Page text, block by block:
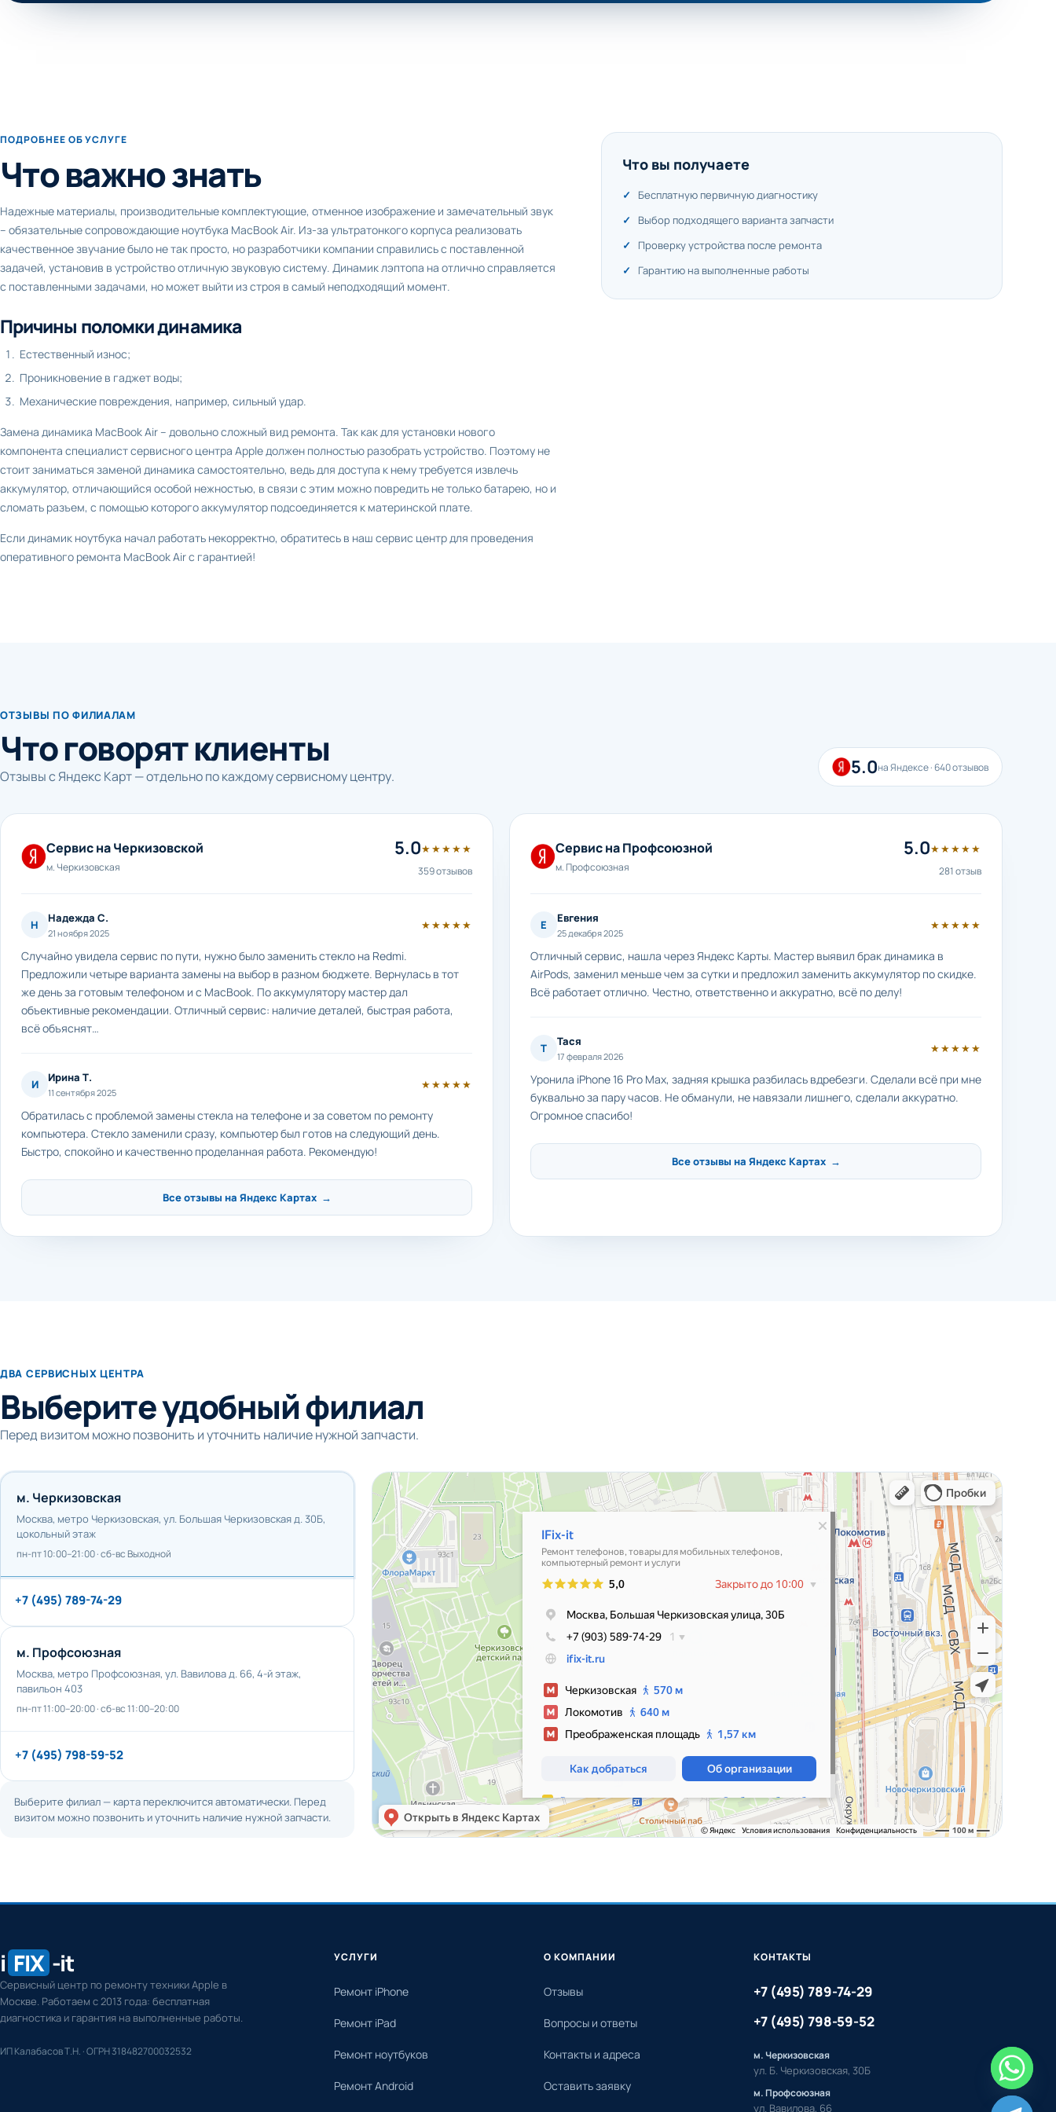
ПОДРОБНЕЕ ОБ УСЛУГЕ
Что важно знать
Надежные материалы, производительные комплектующие, отменное изображение и замечательный звук
– обязательные сопровождающие ноутбука MacBook Air. Из-за ультратонкого корпуса реализовать
качественное звучание было не так просто, но разработчики компании справились с поставленной
задачей, установив в устройство отличную звуковую систему. Динамик лэптопа на отлично справляется
с поставленными задачами, но может выйти из строя в самый неподходящий момент.
Причины поломки динамика
Естественный износ;
Проникновение в гаджет воды;
Механические повреждения, например, сильный удар.
Замена динамика MacBook Air – довольно сложный вид ремонта. Так как для установки нового
компонента специалист сервисного центра Apple должен полностью разобрать устройство. Поэтому не
стоит заниматься заменой динамика самостоятельно, ведь для доступа к нему требуется извлечь
аккумулятор, отличающийся особой нежностью, в связи с этим можно повредить не только батарею, но и
сломать разъем, с помощью которого аккумулятор подсоединяется к материнской плате.
Если динамик ноутбука начал работать некорректно, обратитесь в наш сервис центр для проведения
оперативного ремонта MacBook Air с гарантией!
Что вы получаете
Бесплатную первичную диагностику
Выбор подходящего варианта запчасти
Проверку устройства после ремонта
Гарантию на выполненные работы
ОТЗЫВЫ ПО ФИЛИАЛАМ
Что говорят клиенты
Отзывы с Яндекс Карт — отдельно по каждому сервисному центру. 5.0на Яндексе · 640 отзывов
Сервис на Черкизовской
м. Черкизовская
5.0★★★★★
359 отзывов
Н Надежда С.
21 ноября 2025
★★★★★
Случайно увидела сервис по пути, нужно было заменить стекло на Redmi.
Предложили четыре варианта замены на выбор в разном бюджете. Вернулась в тот
же день за готовым телефоном и с MacBook. По аккумулятору мастер дал
объективные рекомендации. Отличный сервис: наличие деталей, быстрая работа,
всё объяснят…
И Ирина Т.
11 сентября 2025
★★★★★
Обратилась с проблемой замены стекла на телефоне и за советом по ремонту
компьютера. Стекло заменили сразу, компьютер был готов на следующий день.
Быстро, спокойно и качественно проделанная работа. Рекомендую!
Все отзывы на Яндекс Картах →
Сервис на Профсоюзной
м. Профсоюзная
5.0★★★★★
281 отзыв
Е Евгения
25 декабря 2025
★★★★★
Отличный сервис, нашла через Яндекс Карты. Мастер выявил брак динамика в
AirPods, заменил меньше чем за сутки и предложил заменить аккумулятор по скидке.
Всё работает отлично. Честно, ответственно и аккуратно, всё по делу!
Т Тася
17 февраля 2026
★★★★★
Уронила iPhone 16 Pro Max, задняя крышка разбилась вдребезги. Сделали всё при мне
буквально за пару часов. Не обманули, не навязали лишнего, сделали аккуратно.
Огромное спасибо!
Все отзывы на Яндекс Картах →
ДВА СЕРВИСНЫХ ЦЕНТРА
Выберите удобный филиал
Перед визитом можно позвонить и уточнить наличие нужной запчасти.
м. Черкизовская
Москва, метро Черкизовская, ул. Большая Черкизовская д. 30Б,
цокольный этаж
пн-пт 10:00–21:00 · сб-вс Выходной
+7 (495) 789-74-29
м. Профсоюзная
Москва, метро Профсоюзная, ул. Вавилова д. 66, 4-й этаж,
павильон 403
пн-пт 11:00–20:00 · сб-вс 11:00–20:00
+7 (495) 798-59-52
Выберите филиал — карта переключится автоматически. Перед
визитом можно позвонить и уточнить наличие нужной запчасти.
i FIX -it
Сервисный центр по ремонту техники Apple в
Москве. Работаем с 2013 года: бесплатная
диагностика и гарантия на выполненные работы.
ИП Калабасов Т.Н. · ОГРН 318482700032532
УСЛУГИ
Ремонт iPhone
Ремонт iPad
Ремонт ноутбуков
Ремонт Android
О КОМПАНИИ
Отзывы
Вопросы и ответы
Контакты и адреса
Оставить заявку
КОНТАКТЫ
+7 (495) 789-74-29
+7 (495) 798-59-52
м. Черкизовская
ул. Б. Черкизовская, 30Б
м. Профсоюзная
ул. Вавилова, 66